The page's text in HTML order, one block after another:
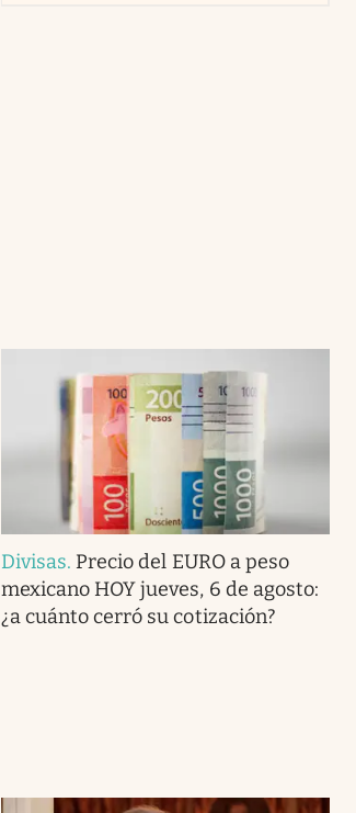
Divisas. Precio del EURO a peso
mexicano HOY jueves, 6 de agosto:
¿a cuánto cerró su cotización?